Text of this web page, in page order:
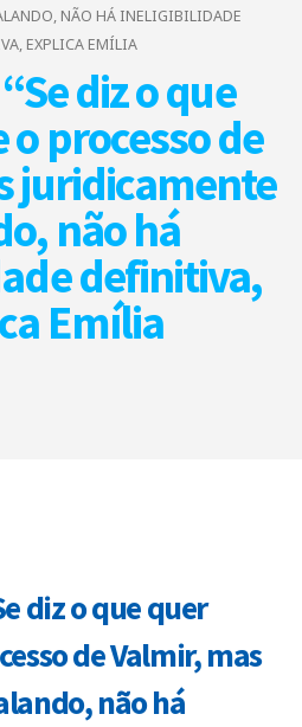
NÃO HÁ INELIGIBILIDADE
EXPLICA EMÍLIA
diz o que
processo de
juridicamente
não há
definitiva,
Emília
diz o que quer
de Valmir, mas
não há